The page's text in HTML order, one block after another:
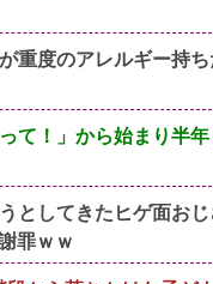
重度のアレルギー持
て！」から始まり半年
としてきたヒゲ面おじ
罪ｗｗ